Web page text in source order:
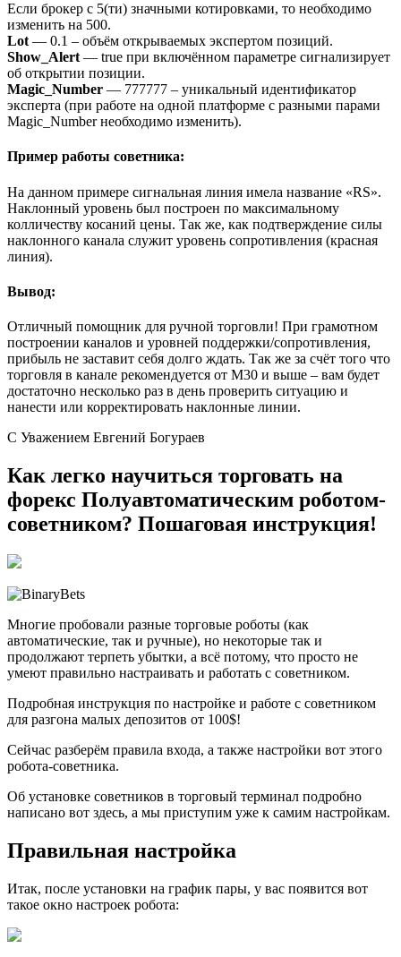
Если брокер с 5(ти) значными котировками, то необходимо
изменить на 500.
Lot — 0.1 – объём открываемых экспертом позиций.
Show_Alert — true при включённом параметре сигнализирует
об открытии позиции.
Magic_Number — 777777 – уникальный идентификатор
эксперта (при работе на одной платформе с разными парами
Magic_Number необходимо изменить).
Пример работы советника:
На данном примере сигнальная линия имела название «RS».
Наклонный уровень был построен по максимальному
колличеству косаний цены. Так же, как подтверждение силы
наклонного канала служит уровень сопротивления (красная
линия).
Вывод:
Отличный помощник для ручной торговли! При грамотном
построении каналов и уровней поддержки/сопротивления,
прибыль не заставит себя долго ждать. Так же за счёт того что
торговля в канале рекомендуется от М30 и выше – вам будет
достаточно несколько раз в день проверить ситуацию и
нанести или корректировать наклонные линии.
С Уважением Евгений Богураев
Как легко научиться торговать на
форекс Полуавтоматическим роботом-
советником? Пошаговая инструкция!
Многие пробовали разные торговые роботы (как
автоматические, так и ручные), но некоторые так и
продолжают терпеть убытки, а всё потому, что просто не
умеют правильно настраивать и работать с советником.
Подробная инструкция по настройке и работе с советником
для разгона малых депозитов от 100$!
Сейчас разберём правила входа, а также настройки вот этого
робота-советника.
Об установке советников в торговый терминал подробно
написано вот здесь, а мы приступим уже к самим настройкам.
Правильная настройка
Итак, после установки на график пары, у вас появится вот
такое окно настроек робота: